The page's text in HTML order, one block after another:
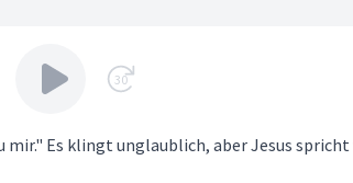
30
Es klingt unglaublich, aber Jesus spricht